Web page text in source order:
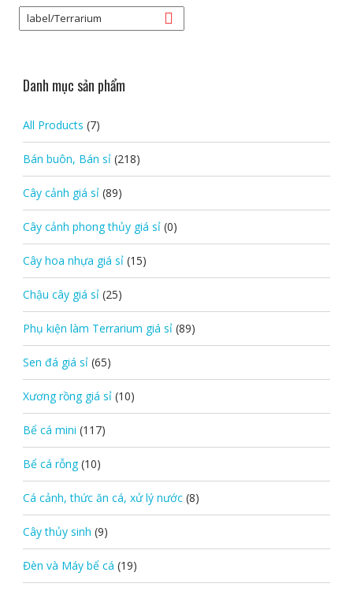
Danh mục sản phẩm
All Products (7)
Bán buôn, Bán sỉ (218)
Cây cảnh giá sỉ (89)
Cây cảnh phong thủy giá sỉ (0)
Cây hoa nhựa giá sỉ (15)
Chậu cây giá sỉ (25)
Phụ kiện làm Terrarium giá sỉ (89)
Sen đá giá sỉ (65)
Xương rồng giá sỉ (10)
Bể cá mini (117)
Bể cá rỗng (10)
Cá cảnh, thức ăn cá, xử lý nước (8)
Cây thủy sinh (9)
Đèn và Máy bể cá (19)